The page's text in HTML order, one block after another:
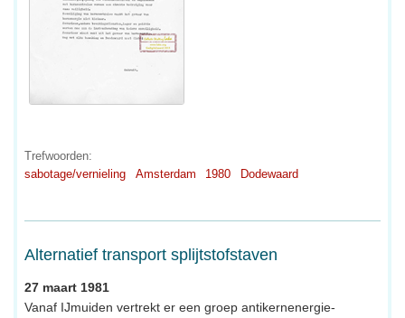
Trefwoorden:
sabotage/vernieling
Amsterdam 1980 Dodewaard
Alternatief transport splijtstofstaven
27 maart 1981
Vanaf IJmuiden vertrekt er een groep antikernenergie-